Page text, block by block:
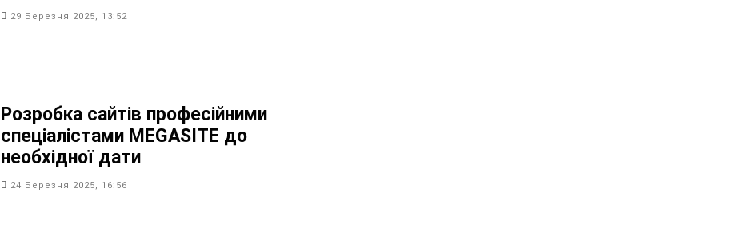
29 Березня 2025, 13:52
Розробка сайтів професійними
спеціалістами MEGASITE до
необхідної дати
24 Березня 2025, 16:56